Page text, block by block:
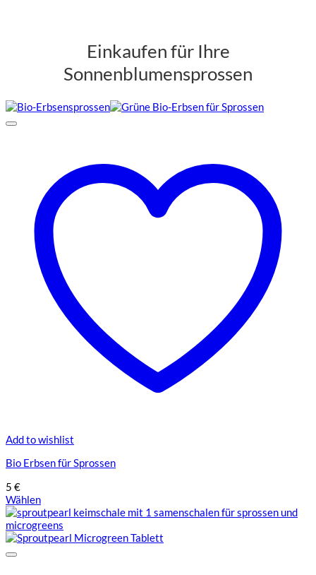
Einkaufen für Ihre
Sonnenblumensprossen
Add to wishlist
Bio Erbsen für Sprossen
5 €
Wählen
Dieses
Produkt
weist